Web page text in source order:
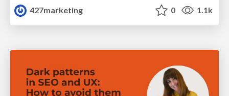
427marketing
0 1.1k